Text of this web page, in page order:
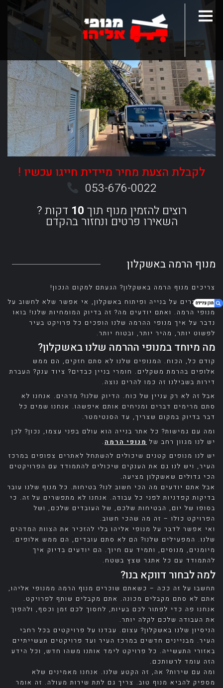
1. מנוף הרמה באשקלון
2. מה מיוחד במנופי ההרמה שלנו באשקלון?
3. כללי
4. למה לבחור דווקא בנו?
5. אז מה הלקוחות שלנו אומרים?
6. לסיכום על עבודות ההרמה שלנו באשקלון
לקבלת הצעת מחיר מיידית חייגו עכשיו !
053-676-0022
רוצים להזמין מנוף תוך 10 דקות ?
השאירו פרטים ונחזור בהקדם
מנוף הרמה באשקלון
צריכים מנוף הרמה באשקלון? הגעתם למקום הנכון!
כשמדברים על בנייה ופיתוח באשקלון, אי אפשר שלא לחשוב על
מנופי הרמה. ואתם יודעים מה? זה בדיוק המומחיות שלנו! בואו
נדבר על איך מנופי ההרמה שלנו הופכים כל פרויקט בעיר
לפשוט יותר, מהיר יותר, ובטוח יותר.
מה מיוחד במנופי ההרמה שלנו באשקלון?
קודם כל, הכוח. המנופים שלנו לא סתם חזקים, הם ממש
אלופים בהרמת משקלים. חומרי בניין כבדים? ציוד ענק? העברת
דירות בשבילנו זה כמו להרים נוצה.
אבל זה לא רק עניין של כוח. הדיוק שלנו? מדהים. אנחנו לא
סתם מרימים דברים ומניחים אותם איפשהו. אנחנו שמים כל
דבר בדיוק במקום שצריך, עד הסנטימטר.
ומה עם גמישות? כל אתר בנייה הוא עולם בפני עצמו, נכון? לכן
יש לנו מגוון רחב של מנופי הרמה .
יש לנו מנופים קטנים שיכולים להשתחל לאתרים צפופים במרכז
העיר, ויש לנו גם את הענקים שיכולים להתמודד עם הפרויקטים
הכי גדולים שאשקלון מציעה.
אבל אתם יודעים מה הכי חשוב לנו? בטיחות. כל מנוף שלנו עובר
בדיקות קפדניות לפני כל עבודה. אנחנו לא מתפשרים על זה. כי
בסופו של יום, הבטיחות שלכם, של העובדים שלכם, ושל
הפרויקט כולו – זה מה שהכי חשוב.
ואי אפשר לדבר על מנופי אליהו בלי להזכיר את הצוות המדהים
שלנו. המפעילים שלנו? הם לא סתם עובדים, הם ממש אלופים.
מיומנים, מנוסים, ותמיד עם חיוך. הם יודעים בדיוק איך
להתמודד עם כל אתגר שצץ בשטח.
למה לבחור דווקא בנו?
תחשבו על זה ככה – כשאתם שוכרים מנוף הרמה ממנופי אליהו,
אתם לא סתם מקבלים מכונה. אתם מקבלים שותף לפרויקט.
אנחנו פה כדי לפתור לכם בעיות, לחסוך לכם זמן וכסף, ולהפוך
את העבודה שלכם לקלה יותר.
הניסיון שלנו באשקלון? עצום. עבדנו על פרויקטים בכל רחבי
העיר. מבניינים חדשים במרכז העיר ועד פרויקטים תעשייתיים
באזורי התעשייה. כל פרויקט לימד אותנו משהו חדש, וכל הידע
הזה עומד לרשותכם.
ומה עם שירות? אה, זה הקטע שלנו. אנחנו מאמינים שלא
מספיק להביא מנוף טוב. צריך גם לתת שירות מעולה. זה אומר